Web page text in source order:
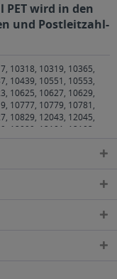
PET wird in den
und Postleitzahl-
10318, 10319, 10365,
10439, 10551, 10553,
10625, 10627, 10629,
10777, 10779, 10781,
10829, 12043, 12045,
12099, 12101, 12103,
12279, 12305, 12307,
12555, 12557, 12559,
12679, 12681, 12683,
13355, 13357, 13359,